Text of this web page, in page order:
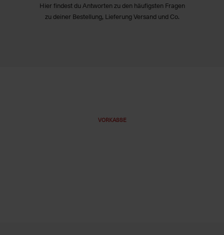
Hier findest du Antworten zu den häufigsten Fragen
zu deiner Bestellung, Lieferung Versand und Co.
VORKASSE